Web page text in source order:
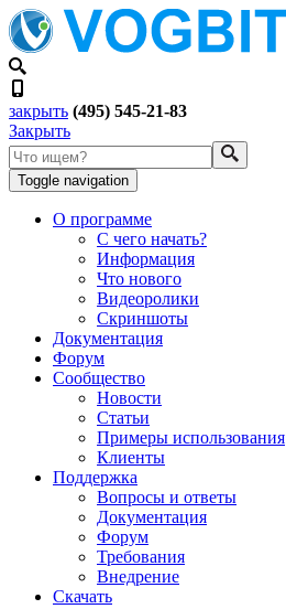
закрыть (495) 545-21-83
Закрыть
Toggle navigation
О программе
С чего начать?
Информация
Что нового
Видеоролики
Скриншоты
Документация
Форум
Сообщество
Новости
Статьи
Примеры использования
Клиенты
Поддержка
Вопросы и ответы
Документация
Форум
Требования
Внедрение
Скачать